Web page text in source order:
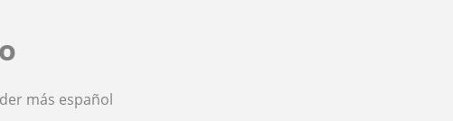
más español